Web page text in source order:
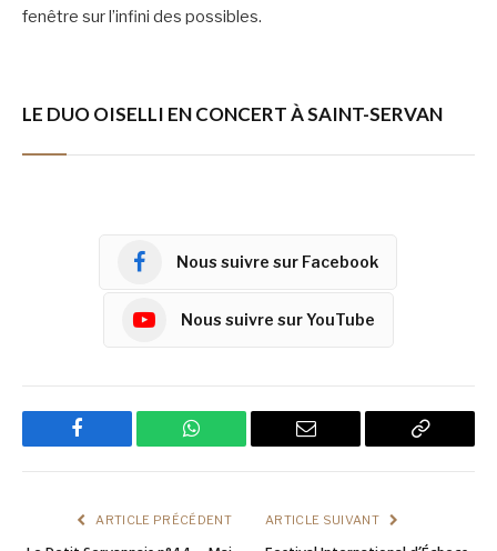
fenêtre sur l’infini des possibles.
LE DUO OISELLI EN CONCERT À SAINT-SERVAN
Nous suivre sur Facebook
Nous suivre sur YouTube
Facebook WhatsApp Email
Copy
ARTICLE PRÉCÉDENT ARTICLE SUIVANT